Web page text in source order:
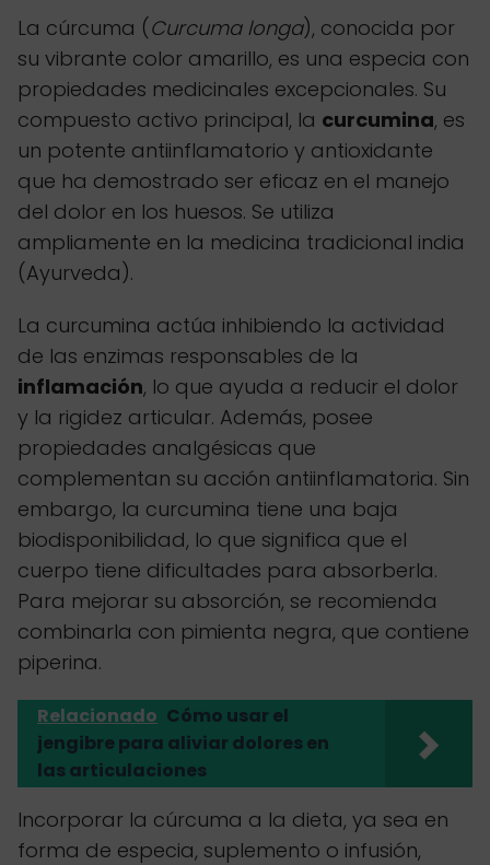
La cúrcuma (Curcuma longa), conocida por
su vibrante color amarillo, es una especia con
propiedades medicinales excepcionales. Su
compuesto activo principal, la curcumina, es
un potente antiinflamatorio y antioxidante
que ha demostrado ser eficaz en el manejo
del dolor en los huesos. Se utiliza
ampliamente en la medicina tradicional india
(Ayurveda).
La curcumina actúa inhibiendo la actividad
de las enzimas responsables de la
inflamación, lo que ayuda a reducir el dolor
y la rigidez articular. Además, posee
propiedades analgésicas que
complementan su acción antiinflamatoria. Sin
embargo, la curcumina tiene una baja
biodisponibilidad, lo que significa que el
cuerpo tiene dificultades para absorberla.
Para mejorar su absorción, se recomienda
combinarla con pimienta negra, que contiene
piperina.
Relacionado Cómo usar el
jengibre para aliviar dolores en
las articulaciones
Incorporar la cúrcuma a la dieta, ya sea en
forma de especia, suplemento o infusión,